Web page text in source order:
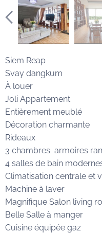
Siem Reap
Svay dangkum
À louer
Joli Appartement
Entièrement meublé
Décoration charmante
Rideaux
3 chambres armoires
4 salles de bain
Climatisation centrale et
Machine à laver
Magnifique Salon living
Belle Salle à manger
Cuisine équipée gaz